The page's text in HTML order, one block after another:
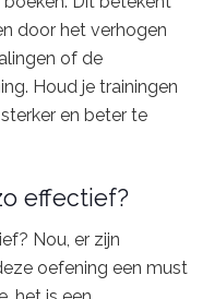
door het verhogen
of de
Houd je trainingen
en beter te
effectief?
Nou, er zijn
oefening een must